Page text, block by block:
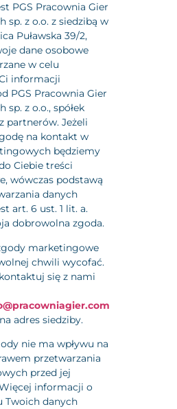
PGS Pracownia Gier
sp. z o.o. z siedzibą w
Puławska 39/2,
dane osobowe
w celu
informacji
PGS Pracownia Gier
sp. z o.o., spółek
partnerów. Jeżeli
na kontakt w
będziemy
Ciebie treści
wówczas podstawą
danych
art. 6 ust. 1 lit. a.
dobrowolna zgoda.
marketingowe
chwili wycofać.
się z nami
adres siedziby.
nie ma wpływu na
przetwarzania
przed jej
informacji o
Twoich danych